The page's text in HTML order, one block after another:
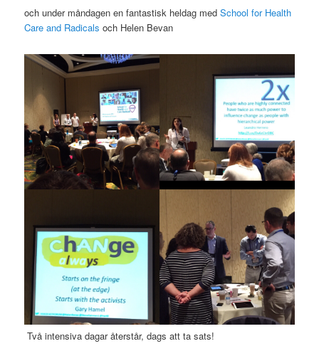
och under måndagen en fantastisk heldag medSchool for Health
Care and Radicals och Helen Bevan
Två intensiva dagar återstår, dags att ta sats!